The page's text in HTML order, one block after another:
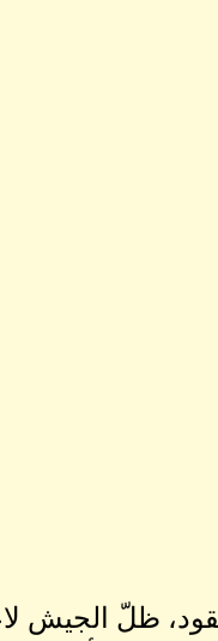
على خمسة عقود، ظلّ الجيش